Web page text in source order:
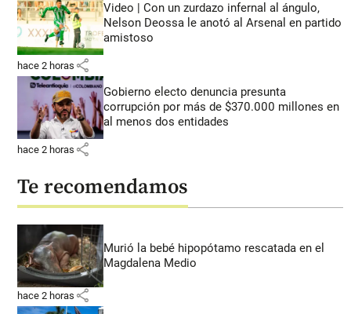
Video | Con un zurdazo infernal al ángulo,
Nelson Deossa le anotó al Arsenal en partido
amistoso
hace 2 horas share
Gobierno electo denuncia presunta
corrupción por más de $370.000 millones en
al menos dos entidades
hace 2 horas share
Te recomendamos
Murió la bebé hipopótamo rescatada en el
Magdalena Medio
hace 2 horas share